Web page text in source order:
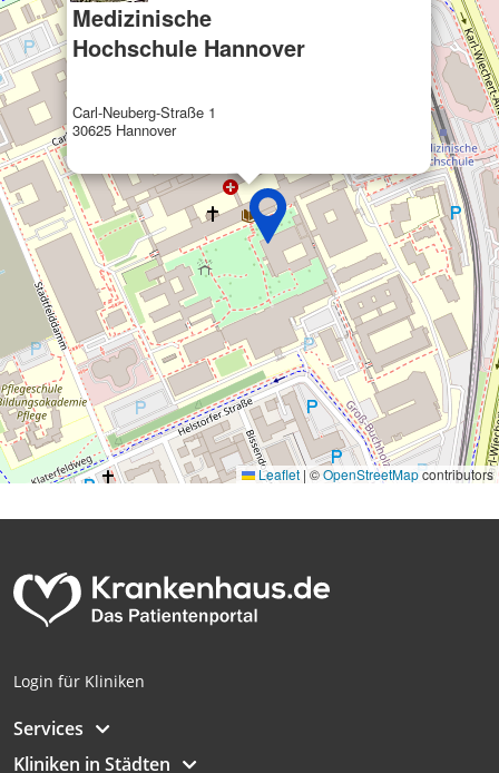
Medizinische
Hochschule Hannover
Carl-Neuberg-Straße 1
30625 Hannover
Leaflet | ©OpenStreetMapcontributors
Login für Kliniken
Services
Kliniken in Städten